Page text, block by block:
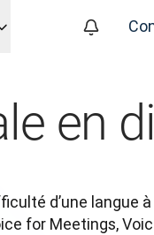
et intégrations
en
d’une langue à
for Meetings,